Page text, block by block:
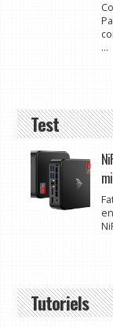
...
Test
Tutoriels